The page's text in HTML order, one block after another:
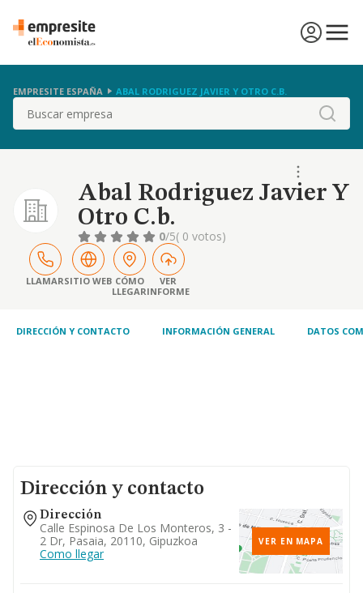
EMPRESITE ESPAÑA ABAL RODRIGUEZ JAVIER Y OTRO C.B.
Buscar
Abal Rodriguez Javier Y
Otro C.b.
0/5( 0 votos)
LLAMARSITIO WEB CÓMO
LLEGAR
VER
INFORME
DIRECCIÓN Y CONTACTO INFORMACIÓN GENERAL DATOS
Dirección y contacto
Dirección
Calle Espinosa De Los Monteros, 3 -
2 Dr, Pasaia, 20110, Gipuzkoa
Como llegar
VER EN MAPA